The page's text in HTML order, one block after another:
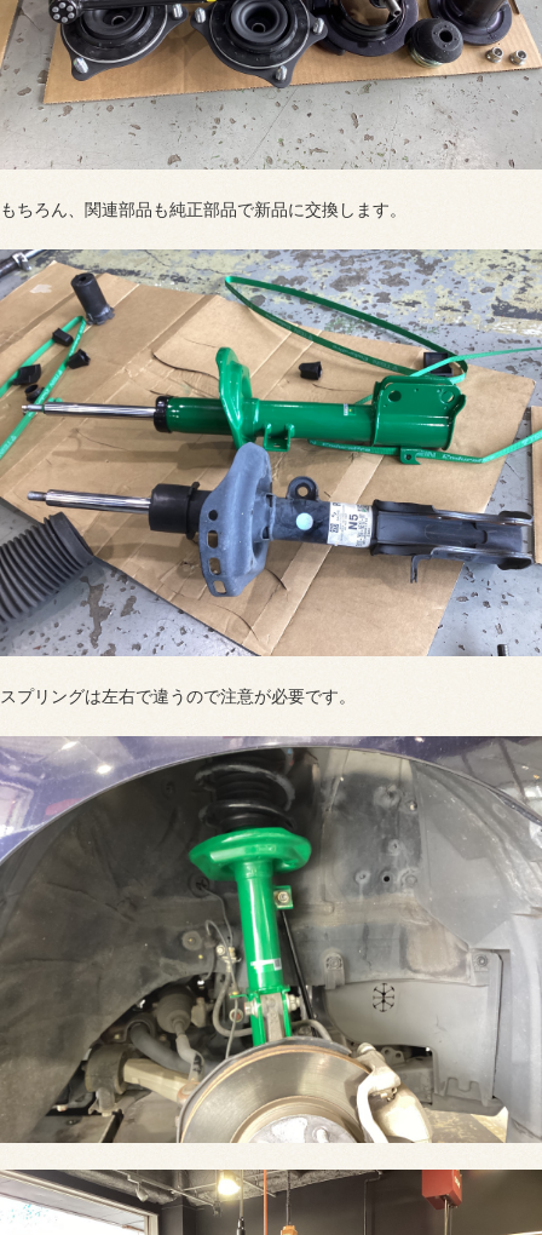
もちろん、関連部品も純正部品で新品に交換します。
スプリングは左右で違うので注意が必要です。